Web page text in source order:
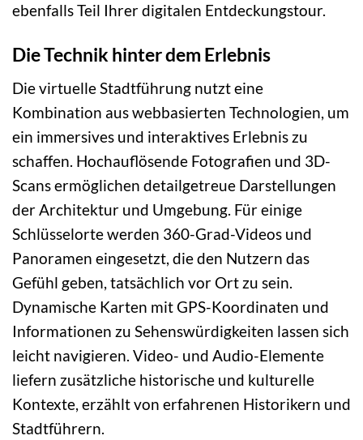
ebenfalls Teil Ihrer digitalen Entdeckungstour.
Die Technik hinter dem Erlebnis
Die virtuelle Stadtführung nutzt eine
Kombination aus webbasierten Technologien, um
ein immersives und interaktives Erlebnis zu
schaffen. Hochauflösende Fotografien und 3D-
Scans ermöglichen detailgetreue Darstellungen
der Architektur und Umgebung. Für einige
Schlüsselorte werden 360-Grad-Videos und
Panoramen eingesetzt, die den Nutzern das
Gefühl geben, tatsächlich vor Ort zu sein.
Dynamische Karten mit GPS-Koordinaten und
Informationen zu Sehenswürdigkeiten lassen sich
leicht navigieren. Video- und Audio-Elemente
liefern zusätzliche historische und kulturelle
Kontexte, erzählt von erfahrenen Historikern und
Stadtführern.